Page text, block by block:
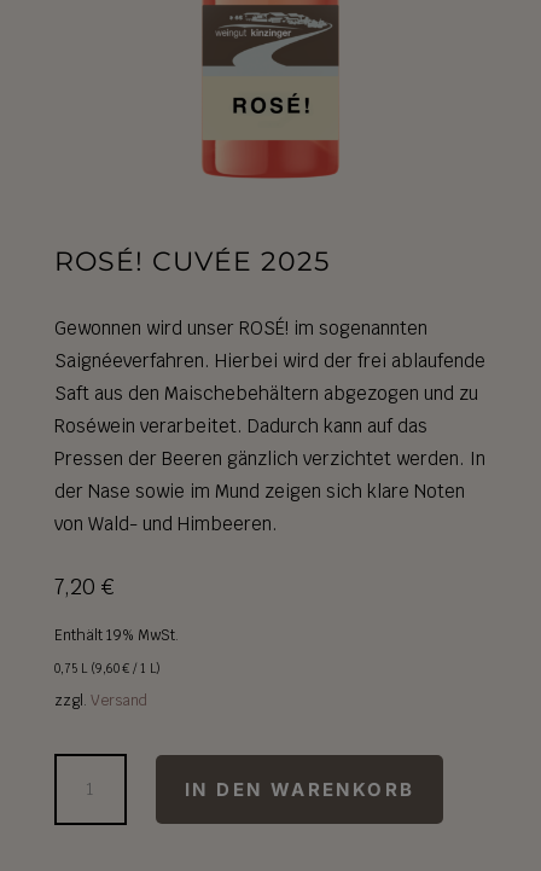
ROSÉ! CUVÉE 2025
Gewonnen wird unser ROSÉ! im sogenannten
Saignéeverfahren. Hierbei wird der frei ablaufende
Saft aus den Maischebehältern abgezogen und zu
Roséwein verarbeitet. Dadurch kann auf das
Pressen der Beeren gänzlich verzichtet werden. In
der Nase sowie im Mund zeigen sich klare Noten
von Wald- und Himbeeren.
7,20 €
Enthält 19% MwSt.
0,75 L (9,60€/ 1 L)
zzgl. Versand
CUVÉE
IN DEN WARENKORB